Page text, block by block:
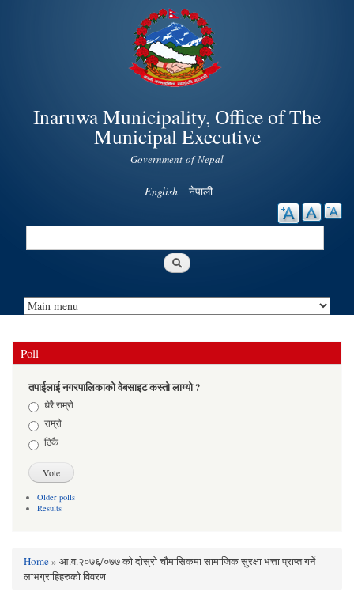
Skip to
main
content
Inaruwa Municipality, Office of The
Municipal Executive
Government of Nepal
English नेपाली
Search
Poll
तपाईलाई नगरपालिकाको वेबसाइट कस्तो लाग्यो ?
Choicesधेरै राम्रो
राम्रो
ठिकै
Older polls
Results
You are here
Home» आ.व.२०७६/०७७ को दोस्रो चौमासिकमा सामाजिक सुरक्षा भत्ता प्राप्त गर्ने
लाभग्राहिहरुको विवरण